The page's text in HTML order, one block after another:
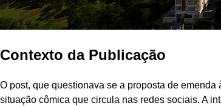
Contexto da Publicação
O post, que questionava se a proposta de
situação cômica que circula nas redes sociais. A